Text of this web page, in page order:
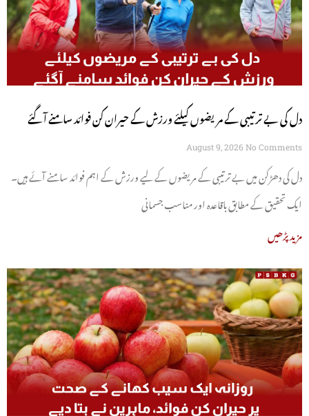
دل کی بے ترتیبی کے مریضوں کیلئے ورزش کے حیران کن فوائد سامنے آگئے
August 9, 2026 No Comments
دل کی دھڑکن میں بے ترتیبی کے مریضوں کے لیے ورزش کے اہم فوائد سامنے آئے ہیں۔
ایک تحقیق کے مطابق باقاعدہ اور مناسب جسمانی
مزید پڑھیں